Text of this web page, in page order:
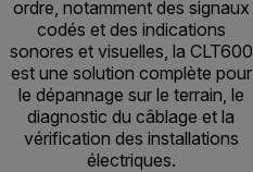
ordre, notamment des signaux
codés et des indications
sonores et visuelles, la CLT600
est une solution complète pour
le dépannage sur le terrain, le
diagnostic du câblage et la
vérification des installations
électriques.